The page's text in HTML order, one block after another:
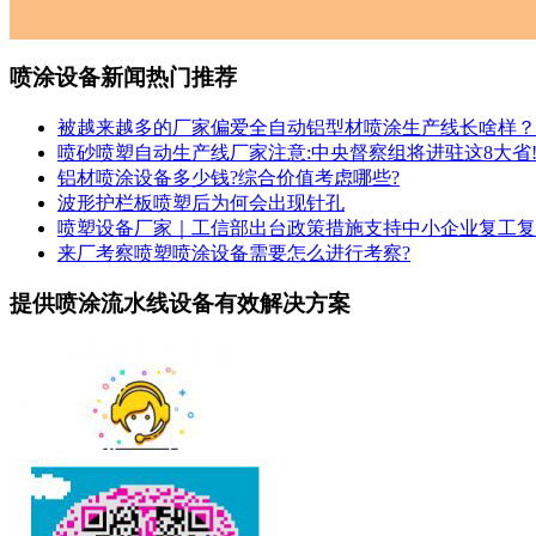
喷涂设备新闻热门推荐
被越来越多的厂家偏爱全自动铝型材喷涂生产线长啥样？
喷砂喷塑自动生产线厂家注意:中央督察组将进驻这8大省!
铝材喷涂设备多少钱?综合价值考虑哪些?
波形护栏板喷塑后为何会出现针孔
喷塑设备厂家｜工信部出台政策措施支持中小企业复工
来厂考察喷塑喷涂设备需要怎么进行考察?
提供喷涂流水线设备有效解决方案